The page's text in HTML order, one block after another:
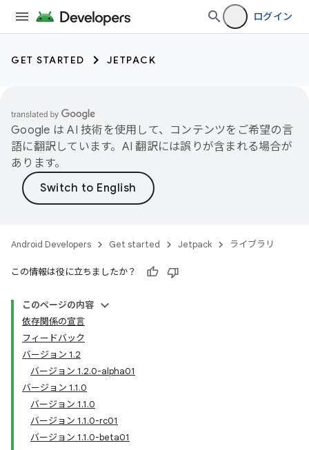
ログイン
GET STARTED JETPACK
Google は AI 技術を使用して、コンテンツをご希望の言
語に翻訳しています。AI 翻訳には誤りが含まれる場合が
あります。
Android Developers Get started Jetpack ライブラリ
この情報は役に立ちましたか？
このページの内容
依存関係の宣言
フィードバック
バージョン 1.2
バージョン 1.2.0-alpha01
バージョン 1.1.0
バージョン 1.1.0
バージョン 1.1.0-rc01
バージョン 1.1.0-beta01